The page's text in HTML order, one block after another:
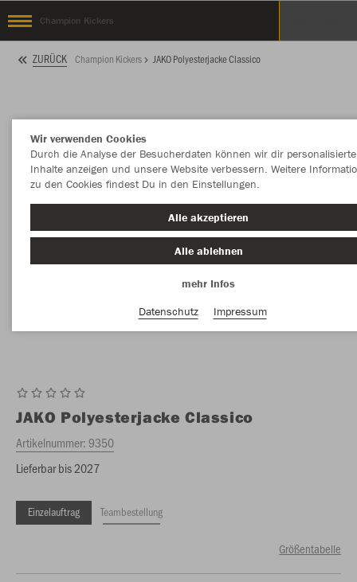
Champion Kickers
ZURÜCK Champion Kickers JAKO Polyesterjacke Classico
JAKO Polyesterjacke Classico
Artikelnummer:9350
Lieferbar bis 2027
Einzelauftrag Teambestellung
Größentabelle
Wir verwenden Cookies
Durch die Analyse der Besucherdaten können wir dir personalisierte
Inhalte anzeigen und unsere Website verbessern. Weitere
zu den Cookies findest Du in den Einstellungen.
Alle akzeptieren
Alle ablehnen
mehr Infos
Datenschutz
Impressum